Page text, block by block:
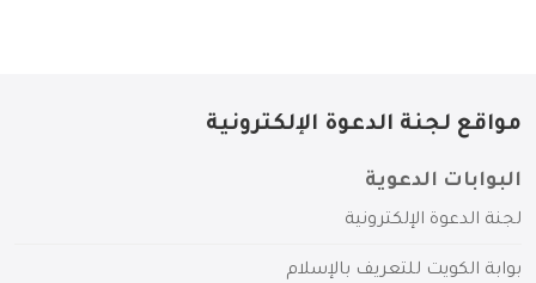
مواقع لجنة الدعوة الإلكترونية
البوابات الدعوية
لجنة الدعوة الإلكترونية
بوابة الكويت للتعريف بالإسلام